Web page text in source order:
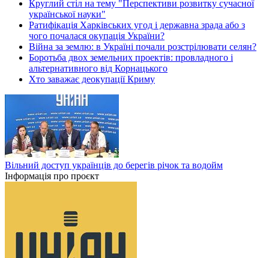
Круглий стіл на тему "Перспективи розвитку сучасної
української науки"
Ратифікація Харківських угод і державна зрада або з
чого почалася окупація України?
Війна за землю: в Україні почали розстрілювати селян?
Боротьба двох земельних проектів: провладного і
альтернативного від Корнацького
Хто заважає деокупації Криму
Вільний доступ українців до берегів річок та водойм
Інформація про проєкт